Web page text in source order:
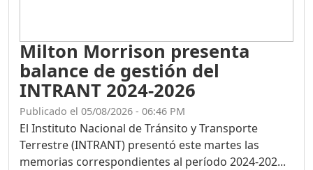
Milton Morrison presenta
balance de gestión del
INTRANT 2024-2026
Publicado el 05/08/2026 - 06:46 PM
El Instituto Nacional de Tránsito y Transporte
Terrestre (INTRANT) presentó este martes las
memorias correspondientes al período 2024-202...